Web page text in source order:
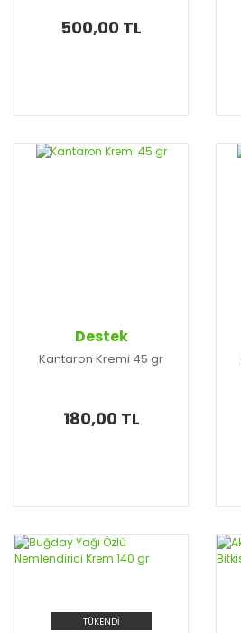
500,00 TL
Destek
Kantaron Kremi 45 gr
180,00 TL
TÜKENDİ